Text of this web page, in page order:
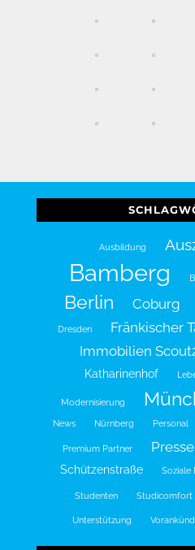
Ausbildung
Bamberg
Berlin Coburg
Dresden Fränkischer
Immobilien
Katharinenhof
Modernisierung
News Nürnberg Personal
Premium Partner Presse
Schützenstraße Soziale
Studenten Studicomfort
Unterstützung